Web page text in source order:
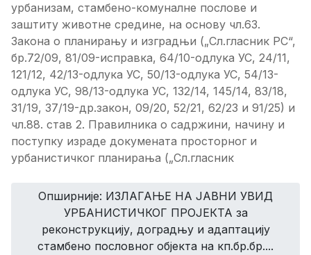
урбанизам, стамбено-комуналне послове и
заштиту животне средине, на основу чл.63.
Закона о планирању и изградњи („Сл.гласник РС“,
бр.72/09, 81/09-исправка, 64/10-одлука УС, 24/11,
121/12, 42/13-одлука УС, 50/13-одлука УС, 54/13-
одлука УС, 98/13-одлука УС, 132/14, 145/14, 83/18,
31/19, 37/19-др.закон, 09/20, 52/21, 62/23 и 91/25) и
чл.88. став 2. Правилника о садржини, начину и
поступку израде докумената просторног и
урбанистичког планирања („Сл.гласник
Опширније: ИЗЛАГАЊЕ НА ЈАВНИ УВИД
УРБАНИСТИЧКОГ ПРОЈЕКТА за
реконструкцију, доградњу и адаптацију
стамбено пословног објекта на кп.бр.бр....